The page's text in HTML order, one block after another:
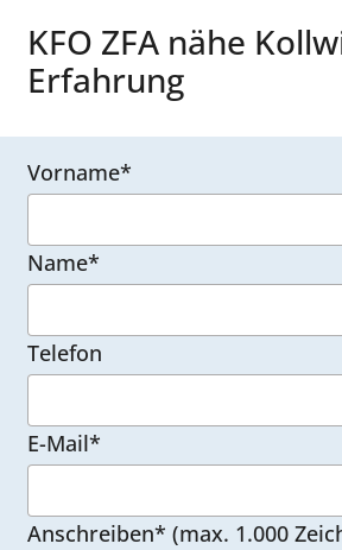
KFO ZFA nähe
Erfahrung
Vorname*
Name*
Telefon
E-Mail*
Anschreiben* (max. 1.000